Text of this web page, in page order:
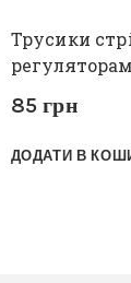
Трусики
85грн
ДОДАТИ В